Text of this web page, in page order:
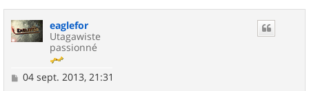
eaglefor
Utagawiste
passionné
M
04 sept. 2013, 21:31